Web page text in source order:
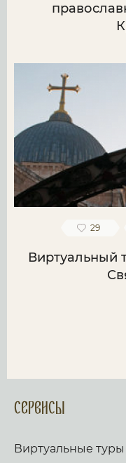
29
Виртуальный
Сервисы
Виртуальные туры